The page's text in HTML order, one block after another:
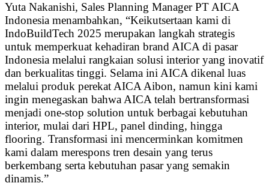
Yuta Nakanishi, Sales Planning Manager PT AICA
Indonesia menambahkan, “Keikutsertaan kami di
IndoBuildTech 2025 merupakan langkah strategis
untuk memperkuat kehadiran brand AICA di pasar
Indonesia melalui rangkaian solusi interior yang inovatif
dan berkualitas tinggi. Selama ini AICA dikenal luas
melalui produk perekat AICA Aibon, namun kini kami
ingin menegaskan bahwa AICA telah bertransformasi
menjadi one-stop solution untuk berbagai kebutuhan
interior, mulai dari HPL, panel dinding, hingga
flooring. Transformasi ini mencerminkan komitmen
kami dalam merespons tren desain yang terus
berkembang serta kebutuhan pasar yang semakin
dinamis.”